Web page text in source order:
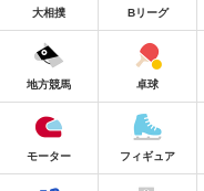
大相撲 Bリーグ
地方競馬 卓球
モーター フィギュア